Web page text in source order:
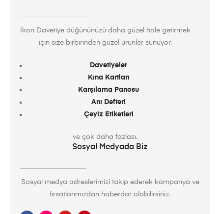
İkon Davetiye düğününüzü daha güzel hale getirmek
için size birbirinden güzel ürünler sunuyor.
Davetiyeler
Kına Kartları
Karşılama Panosu
Anı Defteri
Çeyiz Etiketleri
ve çok daha fazlası.
Sosyal Medyada Biz
Sosyal medya adreslerimizi takip ederek kampanya ve
fırsatlarımızdan haberdar olabilirsiniz.